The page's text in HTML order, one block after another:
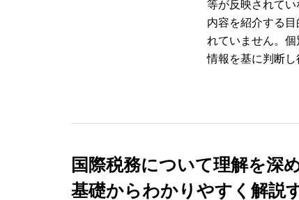
等が反映されて
内容を紹介する
れていません。
情報を基に判断し
国際税務について理解を深
基礎からわかりやすく解説